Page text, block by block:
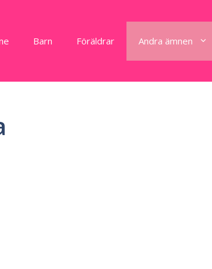
Barn Föräldrar Andra ämnen